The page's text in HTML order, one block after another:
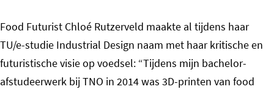
Food Futurist Chloé Rutzerveld maakte al tijdens haar
TU/e-studie Industrial Design naam met haar kritische en
futuristische visie op voedsel: “Tijdens mijn bachelor-
afstudeerwerk bij TNO in 2014 was 3D-printen van food